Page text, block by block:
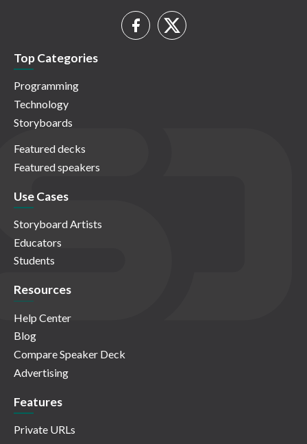
Top Categories
Programming
Technology
Storyboards
Featured decks
Featured speakers
Use Cases
Storyboard Artists
Educators
Students
Resources
Help Center
Blog
Compare Speaker Deck
Advertising
Features
Private URLs